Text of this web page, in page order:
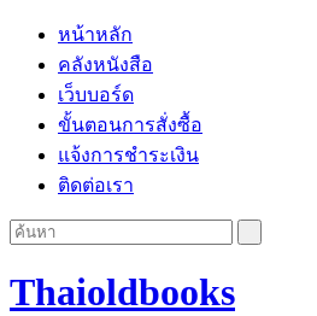
หน้าหลัก
คลังหนังสือ
เว็บบอร์ด
ขั้นตอนการสั่งซื้อ
แจ้งการชำระเงิน
ติดต่อเรา
Thaioldbooks